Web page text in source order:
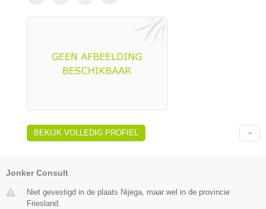
BEKIJK VOLLEDIG PROFIEL
Jonker Consult
Niet gevestigd in de plaats Nijega, maar wel in de provincie
Friesland.